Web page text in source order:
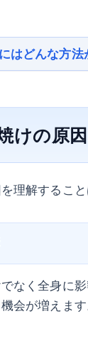
はどんな方
けの原
理解するこ
なく全身に
会が増えま